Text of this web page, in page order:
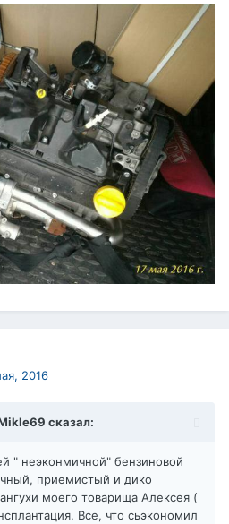
2016
сказал:
" неэконмичной" бензиновой
приемистый и дико
моего товарища Алексея (
Все, что сьэкономил